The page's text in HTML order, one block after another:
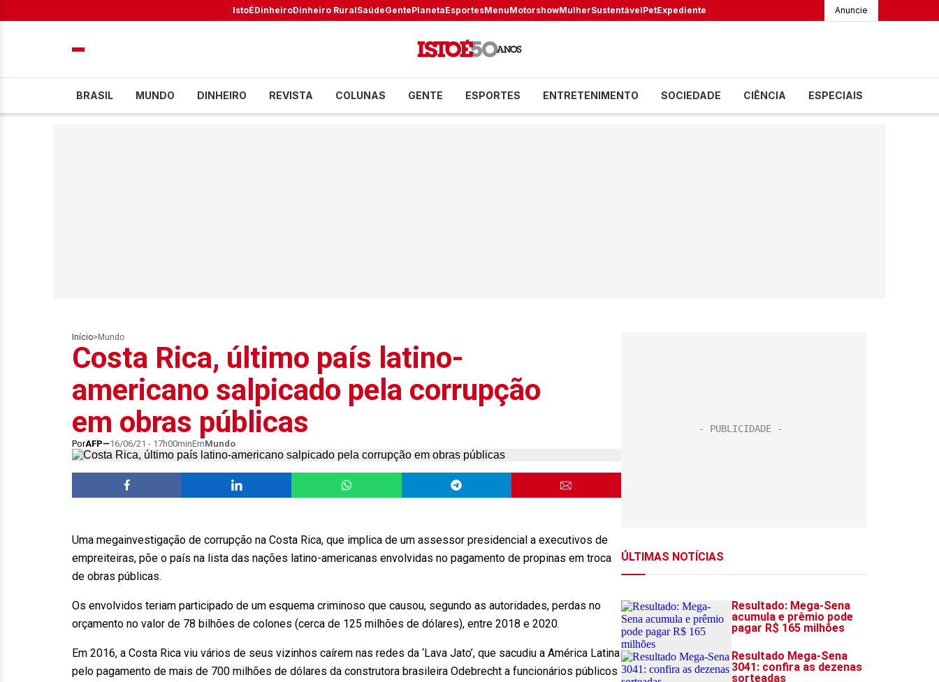
IstoÉDinheiroDinheiro RuralSaúdeGentePlanetaEsportesMenuMotorshowMulherSustentávelPetExpediente Anuncie
BRASIL MUNDO DINHEIRO REVISTA COLUNAS GENTE ESPORTES ENTRETENIMENTO SOCIEDADE CIÊNCIA ESPECIAIS
Início> Mundo
Costa Rica, último país latino-
americano salpicado pela corrupção
em obras públicas
PorAFP 16/06/21 - 17h00minEmMundo
Uma megainvestigação de corrupção na Costa Rica, que implica de um assessor presidencial a executivos de
empreiteiras, põe o país na lista das nações latino-americanas envolvidas no pagamento de propinas em troca
de obras públicas.
Os envolvidos teriam participado de um esquema criminoso que causou, segundo as autoridades, perdas no
orçamento no valor de 78 bilhões de colones (cerca de 125 milhões de dólares), entre 2018 e 2020.
Em 2016, a Costa Rica viu vários de seus vizinhos caírem nas redes da ‘Lava Jato’, que sacudiu a América Latina
pelo pagamento de mais de 700 milhões de dólares da construtora brasileira Odebrecht a funcionários públicos